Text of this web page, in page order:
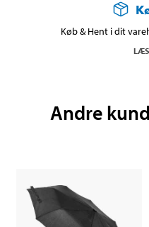
Køb & Hent i dit
LÆS
Andre